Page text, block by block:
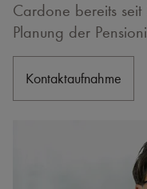
Cardone bereits
Planung der
Kontaktaufnahme